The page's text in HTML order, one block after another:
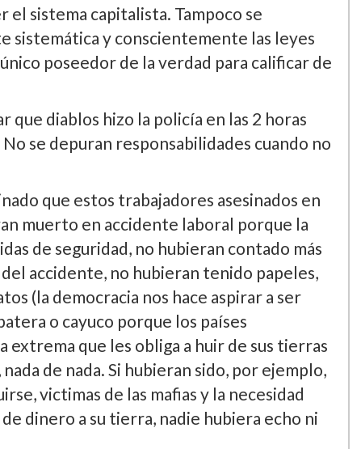
sistema capitalista. Tampoco se
sistemática y conscientemente las leyes
poseedor de la verdad para calificar de
que diablos hizo la policí­a en las 2 horas
se depuran responsabilidades cuando no
que estos trabajadores asesinados en
muerto en accidente laboral porque la
de seguridad, no hubieran contado más
accidente, no hubieran tenido papeles,
(la democracia nos hace aspirar a ser
o cayuco porque los paí­ses
extrema que les obliga a huir de sus tierras
de nada. Si hubieran sido, por ejemplo,
victimas de las mafias y la necesidad
dinero a su tierra, nadie hubiera echo ni